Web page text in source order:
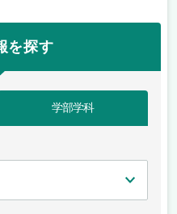
を探す
学部学科